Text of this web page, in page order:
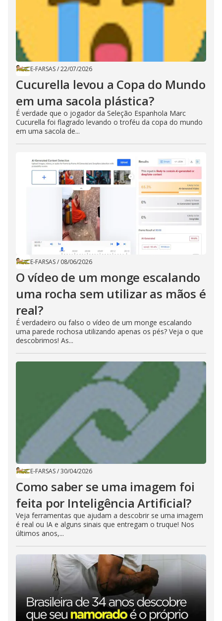
E-FARSAS/22/07/2026
Cucurella levou a Copa do Mundo
em uma sacola plástica?
É verdade que o jogador da Seleção Espanhola Marc
Cucurella foi flagrado levando o troféu da copa do mundo
em uma sacola de...
E-FARSAS/ 08/06/2026
O vídeo de um monge escalando
uma rocha sem utilizar as mãos é
real?
É verdadeiro ou falso o vídeo de um monge escalando
uma parede rochosa utilizando apenas os pés? Veja o que
descobrimos! As...
E-FARSAS/30/04/2026
Como saber se uma imagem foi
feita por Inteligência Artificial?
Veja ferramentas que ajudam a descobrir se uma imagem
é real ou IA e alguns sinais que entregam o truque! Nos
últimos anos,...